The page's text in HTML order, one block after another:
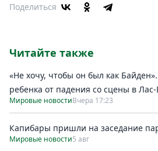
Поделиться
Читайте также
«Не хочу, чтобы он был как
ребенка от падения со сцены в Лас-
Мировые новостиВчера 17:23
Капибары пришли на заседание
Мировые новости5 авг